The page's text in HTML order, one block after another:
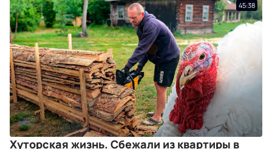
45:38
Хуторская жизнь. Сбежали из квартиры в